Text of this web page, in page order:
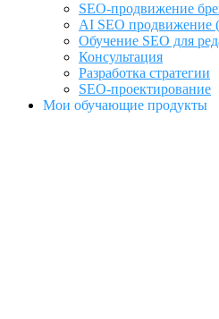
SEO-продвижение
AI SEO продвижение
Обучение SEO для
Консультация
Разработка стратегии
SEO-проектирование
Мои обучающие продукты